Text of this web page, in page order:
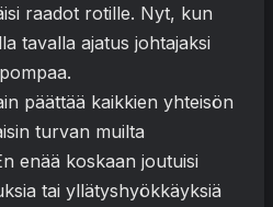
raadot rotille. Nyt, kun
tavalla ajatus johtajaksi
päättää kaikkien yhteisön
turvan muilta
enää koskaan joutuisi
tai yllätyshyökkäyksiä